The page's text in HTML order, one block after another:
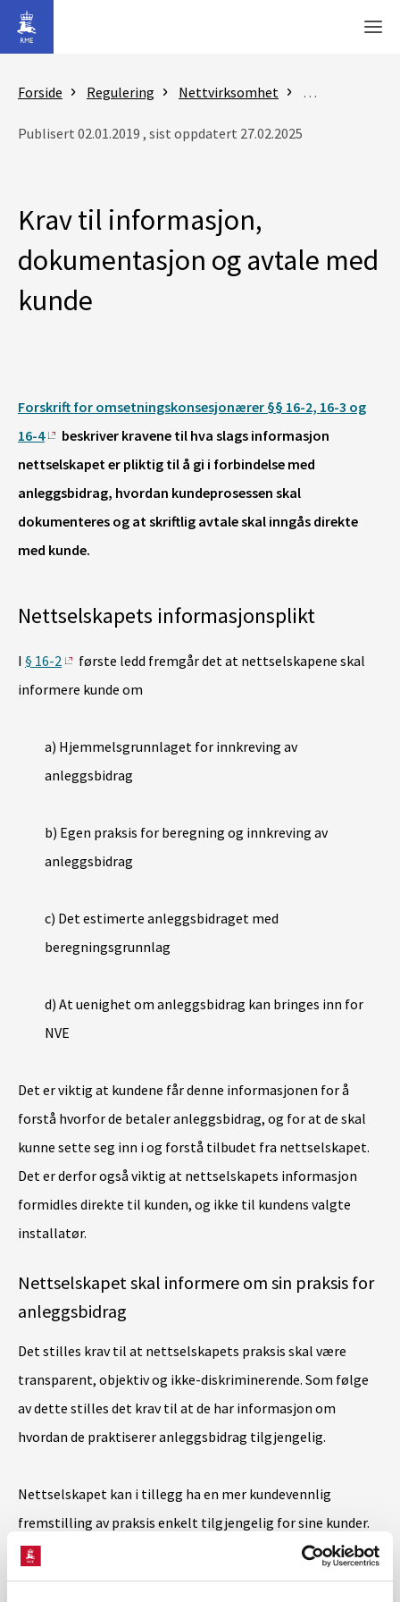
Gå til hovedinnhold
Forside Regulering Nettvirksomhet Anleggsbidrag
Publisert 02.01.2019 , sist oppdatert 27.02.2025
Krav til informasjon,
dokumentasjon og avtale med
kunde
Forskrift for omsetningskonsesjonærer §§ 16-2, 16-3 og
16-4
beskriver kravene til hva slags informasjon
nettselskapet er pliktig til å gi i forbindelse med
anleggsbidrag, hvordan kundeprosessen skal
dokumenteres og at skriftlig avtale skal inngås direkte
med kunde.
Nettselskapets informasjonsplikt
I § 16-2
første ledd fremgår det at nettselskapene skal
informere kunde om
a) Hjemmelsgrunnlaget for innkreving av
anleggsbidrag
b) Egen praksis for beregning og innkreving av
anleggsbidrag
c) Det estimerte anleggsbidraget med
beregningsgrunnlag
d) At uenighet om anleggsbidrag kan bringes inn for
NVE
Det er viktig at kundene får denne informasjonen for å
forstå hvorfor de betaler anleggsbidrag, og for at de skal
kunne sette seg inn i og forstå tilbudet fra nettselskapet.
Det er derfor også viktig at nettselskapets informasjon
formidles direkte til kunden, og ikke til kundens valgte
installatør.
Nettselskapet skal informere om sin praksis for
anleggsbidrag
Det stilles krav til at nettselskapets praksis skal være
transparent, objektiv og ikke-diskriminerende. Som følge
av dette stilles det krav til at de har informasjon om
hvordan de praktiserer anleggsbidrag tilgjengelig.
Nettselskapet kan i tillegg ha en mer kundevennlig
fremstilling av praksis enkelt tilgjengelig for sine kunder.
De skal likevel gi innsyn i den mer omfattende
praksisbeskrivelsen på forespørsel fra kunde.